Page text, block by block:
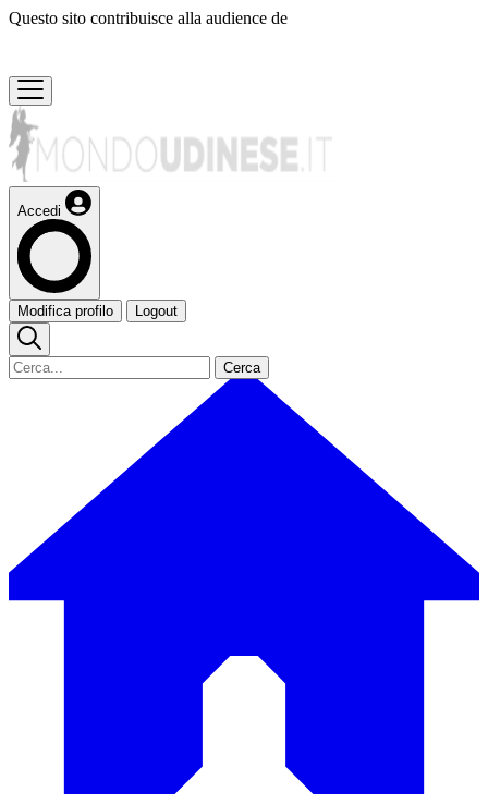
Questo sito contribuisce alla audience de
Accedi
Modifica profilo Logout
Cerca